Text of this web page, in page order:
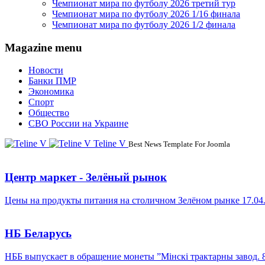
Чемпионат мира по футболу 2026 третий тур
Чемпионат мира по футболу 2026 1/16 финала
Чемпионат мира по футболу 2026 1/2 финала
Magazine menu
Новости
Банки ПМР
Экономика
Спорт
Общество
СВО России на Украине
Teline V Best News Template For Joomla
Центр маркет - Зелёный рынок
Цены на продукты питания на столичном Зелёном рынке
НБ Беларусь
НББ выпускает в обращение монеты ”Мінскі трактарны завод.